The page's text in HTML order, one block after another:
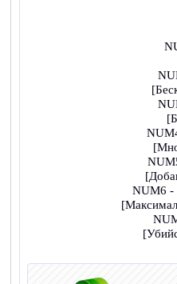
NUM6 -